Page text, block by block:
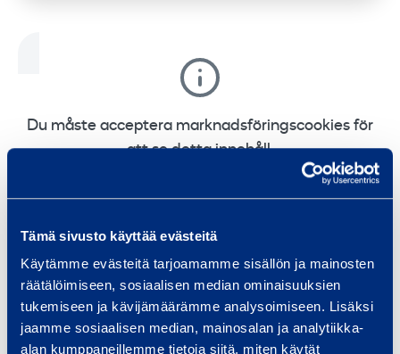
Tämä sivusto käyttää evästeitä
Käytämme evästeitä tarjoamamme sisällön ja mainosten
räätälöimiseen, sosiaalisen median ominaisuuksien
tukemiseen ja kävijämäärämme analysoimiseen. Lisäksi
jaamme sosiaalisen median, mainosalan ja analytiikka-
alan kumppaneillemme tietoja siitä, miten käytät
Du måste acceptera marknadsföringscookies för
att se detta innehåll.
Change cookie settings
Maskinuthyrning till din tjänst! Vi har allt du